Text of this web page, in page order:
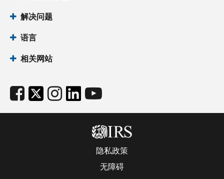
解决问题
语言
相关网站
隐私政策
无障碍